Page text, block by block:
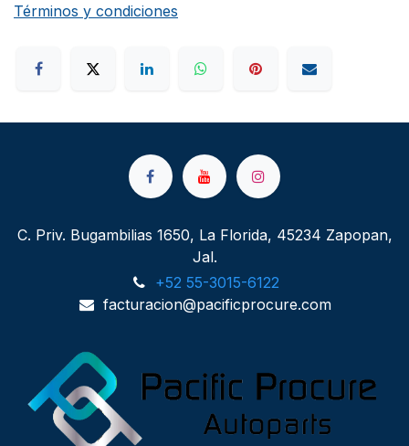
Términos y condiciones
C. Priv. Bugambilias 1650, La Florida, 45234 Zapopan,
Jal.
+52 55-3015-6122
facturacion@pacificprocure.com